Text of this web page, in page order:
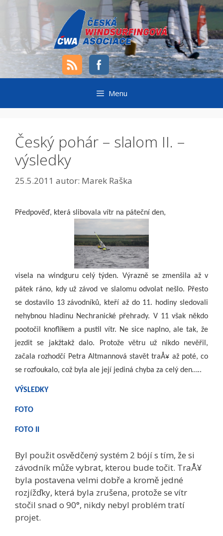
Menu
Český pohár – slalom II. –
výsledky
25.5.2011 autor: Marek Raška
Předpověď, která slibovala vítr na páteční den,
visela na windguru celý týden. Výrazně se zmenšila až v
pátek ráno, kdy už závod ve slalomu odvolat nešlo. Přesto
se dostavilo 13 závodníků, kteří až do 11. hodiny sledovali
nehybnou hladinu Nechranické přehrady. V 11 však někdo
pootočil knoflíkem a pustil vítr. Ne sice naplno, ale tak, že
jezdit se jakžtakž dalo. Protože větru už nikdo nevěřil,
začala rozhodčí Petra Altmannová stavět traÅ¥ až poté, co
se rozfoukalo, což byla ale její jediná chyba za celý den…..
VÝSLEDKY
FOTO
FOTO II
Byl použit osvědčený systém 2 bójí s tím, že si
závodník může vybrat, kterou bude točit. TraÅ¥
byla postavena velmi dobře a kromě jedné
rozjížďky, která byla zrušena, protože se vítr
stočil snad o 90°, nikdy nebyl problém tratí
projet.